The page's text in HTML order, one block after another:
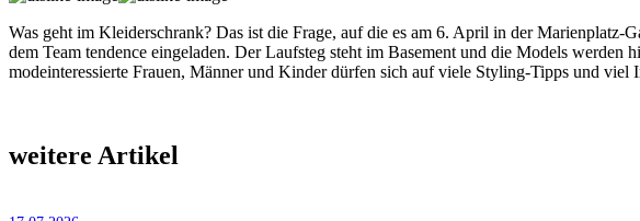
Was geht im Kleiderschrank? Das ist die Frage, auf die es am 6. April in der
dem Team tendence eingeladen. Der Laufsteg steht im Basement und die Models
modeinteressierte Frauen, Männer und Kinder dürfen sich auf viele Styling-Tipps und
weitere Artikel